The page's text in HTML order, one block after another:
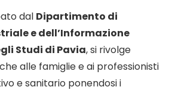
dal Dipartimento di
e dell’Informazione
Studi di Pavia, si rivolge
alle famiglie e ai professionisti
e sanitario ponendosi i